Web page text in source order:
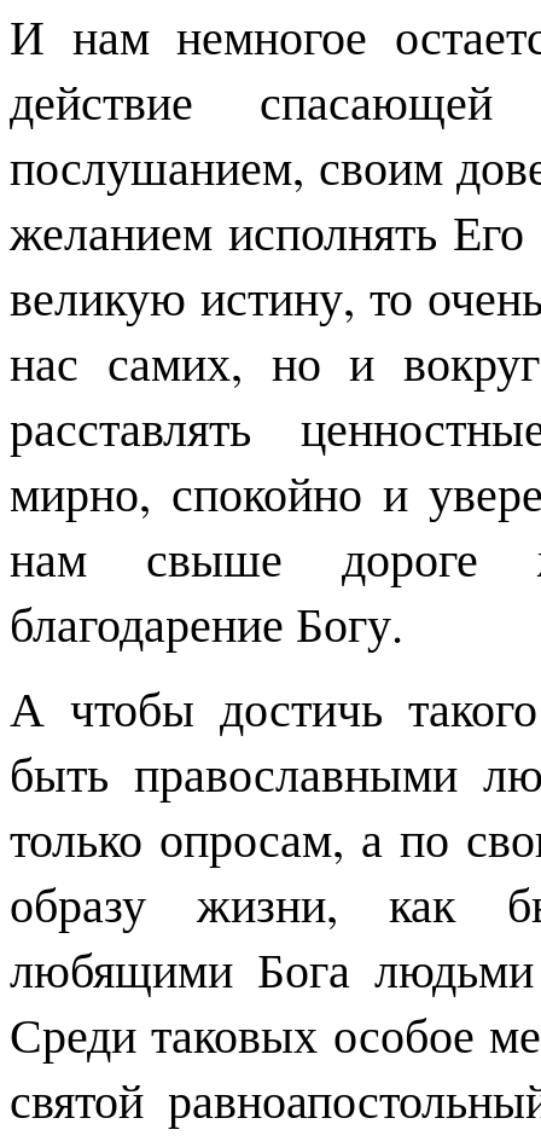
И нам немногое
действие
послушанием, своим
желанием исполнять
великую истину, то
нас самих, но и
расставлять
мирно, спокойно и
нам свыше дороге
благодарение Богу.
А чтобы достичь
быть православными
только опросам, а по
образу жизни, как
любящими Бога людьми
Среди таковых особое
святой